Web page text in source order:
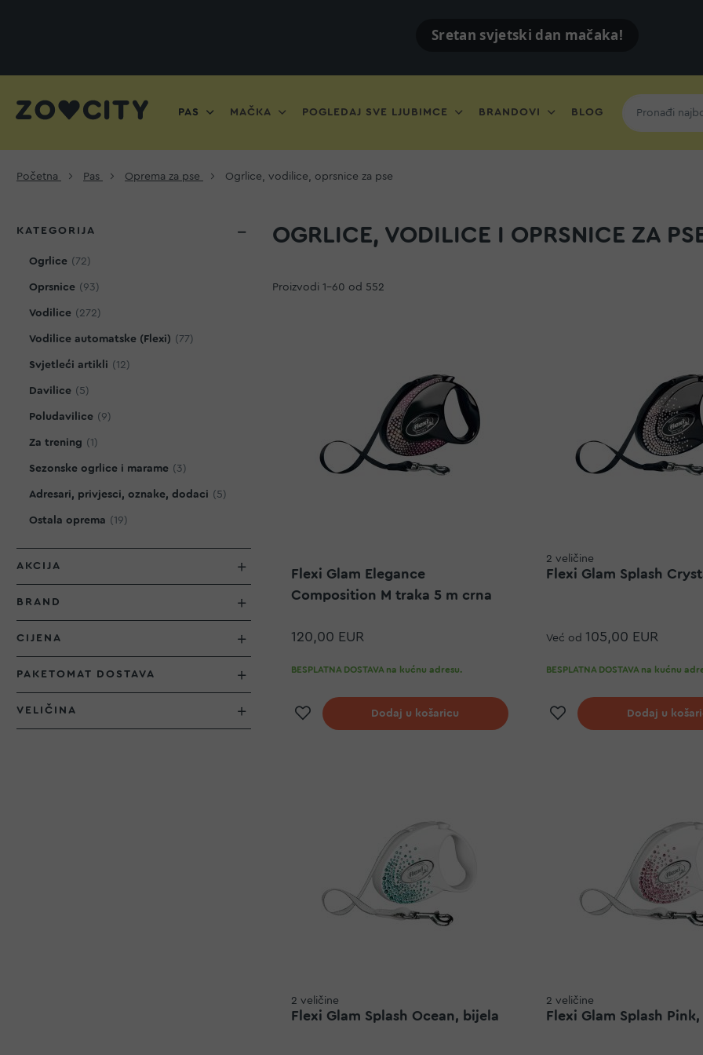
Sretan svjetski dan mačaka!
PAS MAČKA POGLEDAJ SVE LJUBIMCE BRANDOVI BLOG
Početna Pas Oprema za pse Ogrlice, vodilice, oprsnice za pse
OGRLICE, VODILICE I OPRSNICE ZA
Proizvodi 1 -60 od 552
Flexi Glam Elegance
Composition M traka 5 m crna
120,00 EUR
BESPLATNA DOSTAVA na kućnu adresu.
Dodaj na listu želja
Dodaj u košaricu
2 veličine
Flexi Glam Splash
Već od 105,00 EUR
BESPLATNA DOSTAVA na kućnu
Dodaj na listu
Dodaj u
2 veličine
Flexi Glam Splash Ocean, bijela
2 veličine
Flexi Glam Splash
KATEGORIJA
Ogrlice 72proizvod
Oprsnice 93proizvod
Vodilice 272proizvod
Vodilice automatske (Flexi) 77proizvod
Svjetleći artikli 12proizvod
Davilice 5proizvod
Poludavilice 9proizvod
Za trening 1 proizvod
Sezonske ogrlice i marame 3proizvod
Adresari, privjesci, oznake, dodaci 5proizvod
Ostala oprema 19proizvod
AKCIJA
BRAND
CIJENA
PAKETOMAT DOSTAVA
VELIČINA